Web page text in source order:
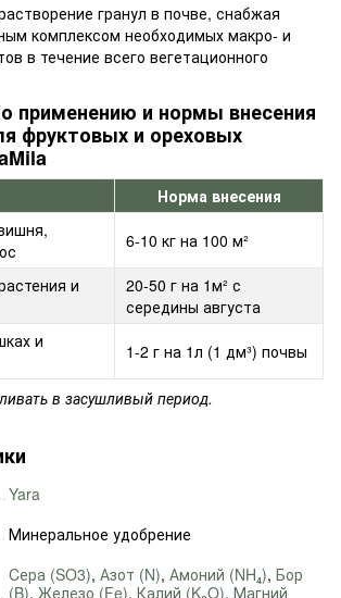
гранул в почве, снабжая
комплексом необходимых макро- и
в течение всего вегетационного
применению и нормы внесения
фруктовых и ореховых
Норма внесения
6-10 кг на 100 м²
и
20-50 г на 1м² с
середины августа
и
1-2 г на 1л (1 дм³) почвы
в засушливый период.
Yara
Минеральное удобрение
Cера (SO3), Азот (N), Амоний (NH₄), Бор
(B), Железо (Fe), Калий (K₂O), Магний